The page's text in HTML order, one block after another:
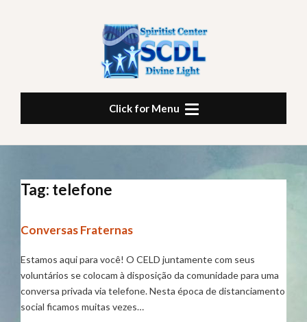
content
CENTRO ESPÍRITA LUZ
DIVINA
Click for Menu
Tag: telefone
Conversas Fraternas
Estamos aqui para você! O CELD juntamente com seus
voluntários se colocam à disposição da comunidade para uma
conversa privada via telefone. Nesta época de distanciamento
social ficamos muitas vezes…